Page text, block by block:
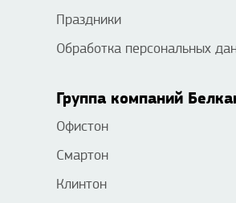
Праздники
Обработка персональных
Группа компаний
Офистон
Смартон
Клинтон